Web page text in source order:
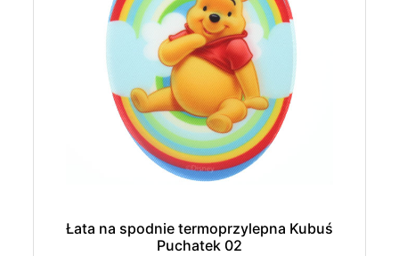
Łata na spodnie termoprzylepna Kubuś
Puchatek 02